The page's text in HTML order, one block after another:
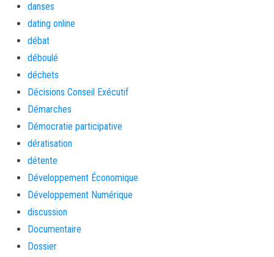
danses
dating online
débat
déboulé
déchets
Décisions Conseil Exécutif
Démarches
Démocratie participative
dératisation
détente
Développement Économique
Développement Numérique
discussion
Documentaire
Dossier